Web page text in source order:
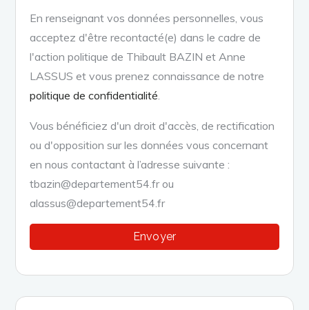
En renseignant vos données personnelles, vous
acceptez d'être recontacté(e) dans le cadre de
l'action politique de Thibault BAZIN et Anne
LASSUS et vous prenez connaissance de notre
politique de confidentialité
Vous bénéficiez d'un droit d'accès, de rectification
ou d'opposition sur les données vous concernant
en nous contactant à l’adresse suivante :
tbazin@departement54.fr ou
alassus@departement54.fr